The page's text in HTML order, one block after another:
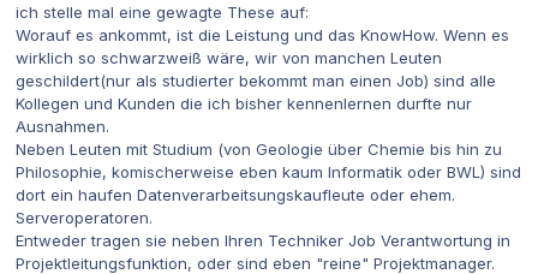
ich stelle mal eine gewagte These auf:
Worauf es ankommt, ist die Leistung und das KnowHow. Wenn es
wirklich so schwarzweiß wäre, wir von manchen Leuten
geschildert(nur als studierter bekommt man einen Job) sind alle
Kollegen und Kunden die ich bisher kennenlernen durfte nur
Ausnahmen.
Neben Leuten mit Studium (von Geologie über Chemie bis hin zu
Philosophie, komischerweise eben kaum Informatik oder BWL) sind
dort ein haufen Datenverarbeitsungskaufleute oder ehem.
Serveroperatoren.
Entweder tragen sie neben Ihren Techniker Job Verantwortung in
Projektleitungsfunktion, oder sind eben "reine" Projektmanager.